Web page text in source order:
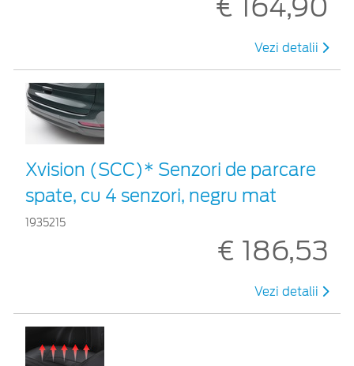
€ 164,90
Vezi detalii
Xvision (SCC)* Senzori de parcare
spate, cu 4 senzori, negru mat
1935215
€ 186,53
Vezi detalii